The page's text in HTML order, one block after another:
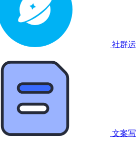
社群运
文案写